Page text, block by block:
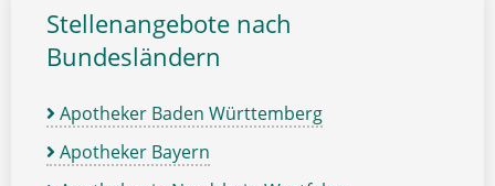
Stellenangebote nach
Bundesländern
Apotheker Baden Württemberg
Apotheker Bayern